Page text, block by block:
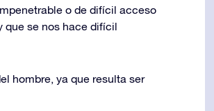
o de difícil acceso
que se nos hace difícil
hombre, ya que resulta ser